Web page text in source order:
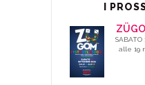
I
SABATO
alle 19